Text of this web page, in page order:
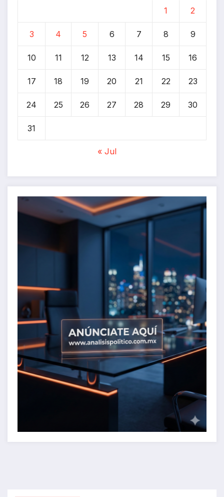
1 2
3 4 5 6 7 8 9
10 11 12 13 14 15 16
17 18 19 20 21 22 23
24 25 26 27 28 29 30
31
« Jul